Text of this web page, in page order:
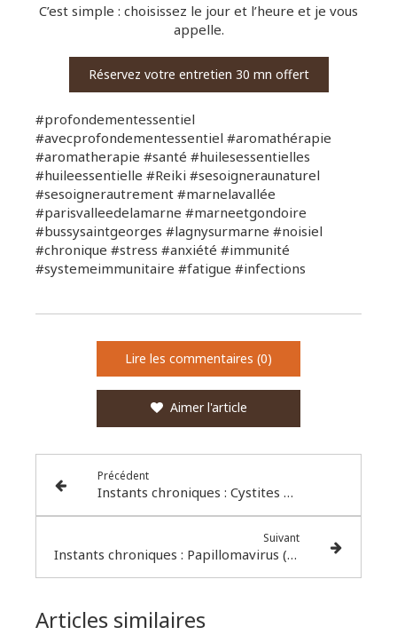
C’est simple : choisissez le jour et l’heure et je vous
appelle.
Réservez votre entretien 30 mn offert
#profondementessentiel
#avecprofondementessentiel #aromathérapie
#aromatherapie #santé #huilesessentielles
#huileessentielle #Reiki #sesoigneraunaturel
#sesoignerautrement #marnelavallée
#parisvalleedelamarne #marneetgondoire
#bussysaintgeorges #lagnysurmarne #noisiel
#chronique #stress #anxiété #immunité
#systemeimmunitaire #fatigue #infections
Lire les commentaires (0)
Aimer l'article
Précédent
Instants chroniques : Cystites avec Escherichia Coli
Suivant
Instants chroniques : Papillomavirus (HPV), certains plus dangereux que d'autres
Articles similaires